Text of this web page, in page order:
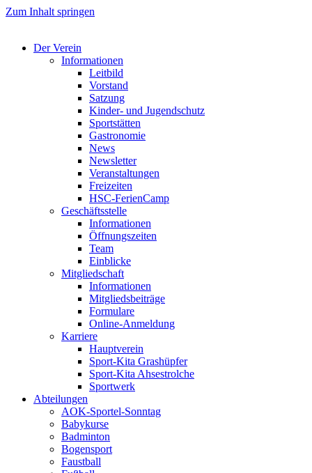
Zum Inhalt springen
Der Verein
Informationen
Leitbild
Vorstand
Satzung
Kinder- und Jugendschutz
Sportstätten
Gastronomie
News
Newsletter
Veranstaltungen
Freizeiten
HSC-FerienCamp
Geschäftsstelle
Informationen
Öffnungszeiten
Team
Einblicke
Mitgliedschaft
Informationen
Mitgliedsbeiträge
Formulare
Online-Anmeldung
Karriere
Hauptverein
Sport-Kita Grashüpfer
Sport-Kita Ahsestrolche
Sportwerk
Abteilungen
AOK-Sportel-Sonntag
Babykurse
Badminton
Bogensport
Faustball